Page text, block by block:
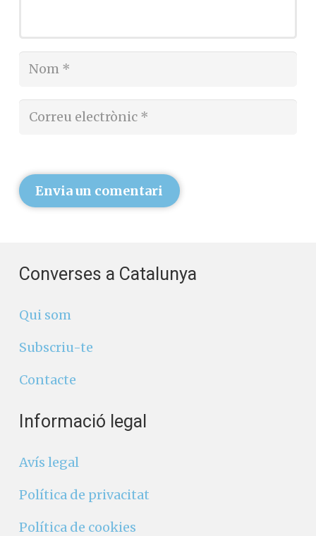
Envia un comentari
Converses a Catalunya
Qui som
Subscriu-te
Contacte
Informació legal
Avís legal
Política de privacitat
Política de cookies